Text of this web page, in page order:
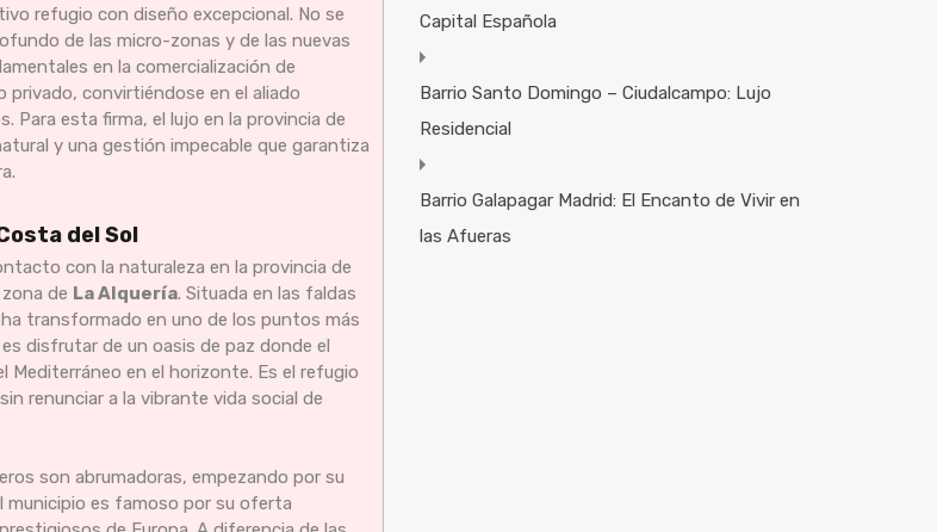
refugio con diseño excepcional. No se
de las micro-zonas y de las nuevas
en la comercialización de
privado, convirtiéndose en el aliado
Para esta firma, el lujo en la provincia de
y una gestión impecable que garantiza
del Sol
con la naturaleza en la provincia de
de La Alquería. Situada en las faldas
transformado en uno de los puntos más
disfrutar de un oasis de paz donde el
en el horizonte. Es el refugio
renunciar a la vibrante vida social de
son abrumadoras, empezando por su
municipio es famoso por su oferta
Capital Española
Barrio Santo Domingo – Ciudalcampo: Lujo
Residencial
Barrio Galapagar Madrid: El Encanto de Vivir en
las Afueras